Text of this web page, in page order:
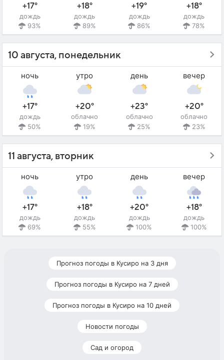
+17°
дождь
93%
+18°
дождь
89%
+19°
дождь
86%
+18°
дождь
78%
10 августа, понедельник
ночь
+17°
дождь
50%
утро
+20°
облачно
19%
день
+23°
облачно
25%
вечер
+20°
облачно
23%
11 августа, вторник
ночь
+17°
дождь
69%
утро
+18°
дождь
55%
день
+20°
дождь
100%
вечер
+18°
дождь
100%
Прогноз погоды в Кусиро на 3 дня
Прогноз погоды в Кусиро на 7 дней
Прогноз погоды в Кусиро на 10 дней
Новости погоды
Сад и огород